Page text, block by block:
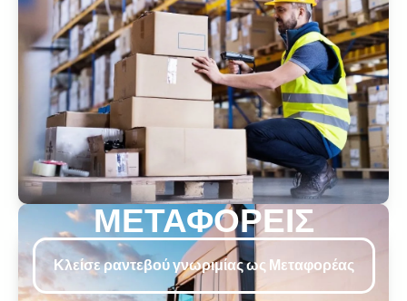
ΜΕΤΑΦΟΡΕΙΣ
Κλείσε ραντεβού γνωριμίας ως Μεταφορέας